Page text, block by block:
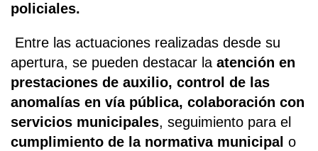
policiales.
Entre las actuaciones realizadas desde su
apertura, se pueden destacar la atención en
prestaciones de auxilio, control de las
anomalías en vía pública, colaboración con
servicios municipales, seguimiento para el
cumplimiento de la normativa municipal o